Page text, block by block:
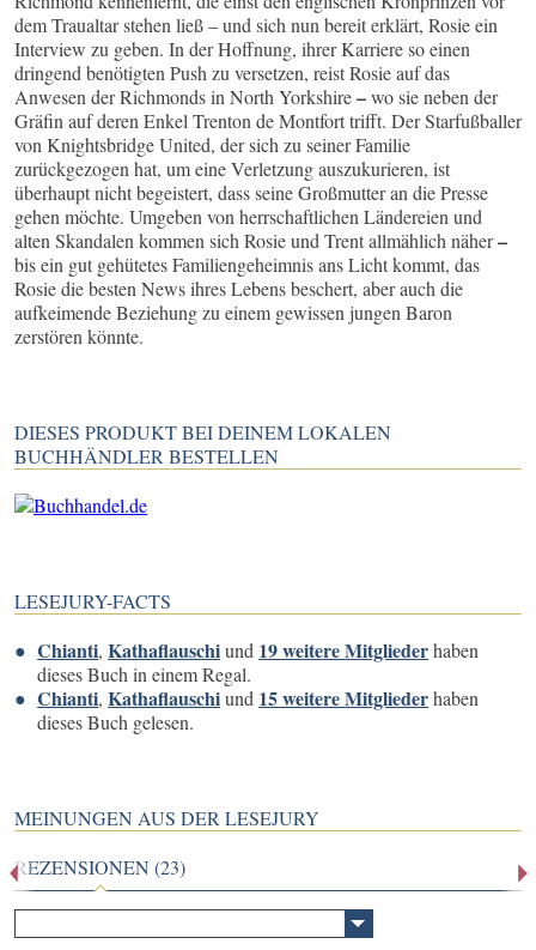
dem Traualtar stehen ließ – und sich nun bereit erklärt, Rosie ein
Interview zu geben. In der Hoffnung, ihrer Karriere so einen
dringend benötigten Push zu versetzen, reist Rosie auf das
Anwesen der Richmonds in North Yorkshire–wo sie neben der
Gräfin auf deren Enkel Trenton de Montfort trifft. Der Starfußballer
von Knightsbridge United, der sich zu seiner Familie
zurückgezogen hat, um eine Verletzung auszukurieren, ist
überhaupt nicht begeistert, dass seine Großmutter an die Presse
gehen möchte. Umgeben von herrschaftlichen Ländereien und
alten Skandalen kommen sich Rosie und Trent allmählich näher–
bis ein gut gehütetes Familiengeheimnis ans Licht kommt, das
Rosie die besten News ihres Lebens beschert, aber auch die
aufkeimende Beziehung zu einem gewissen jungen Baron
zerstören könnte.
DIESES PRODUKT BEI DEINEM LOKALEN
BUCHHÄNDLER BESTELLEN
LESEJURY-FACTS
Chianti,Kathaflauschiund 19 weitere Mitgliederhaben
dieses Buch in einem Regal.
Chianti,Kathaflauschiund 15 weitere Mitgliederhaben
dieses Buch gelesen.
MEINUNGEN AUS DER LESEJURY
REZENSIONEN (23)